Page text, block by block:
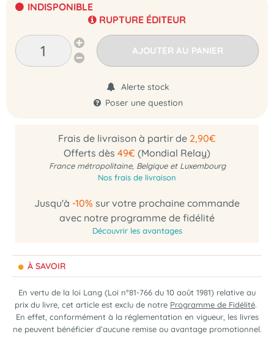
INDISPONIBLE
RUPTURE ÉDITEUR
AJOUTER AU PANIER
Alerte stock
Poser une question
Frais de livraison à partir de 2,90€
Offerts dès 49€ (Mondial Relay)
France métropolitaine, Belgique et Luxembourg
Nos frais de livraison
Jusqu'à -10% sur votre prochaine commande
avec notre programme de fidélité
Découvrir les avantages
À SAVOIR
En vertu de la loi Lang (Loi n°81-766 du 10 août 1981) relative au
prix du livre, cet article est exclu de notre Programme de Fidélité.
En effet, conformément à la réglementation en vigueur, les livres
ne peuvent bénéficier d’aucune remise ou avantage promotionnel.